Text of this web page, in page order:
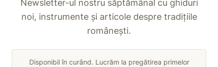
Newsletter-ul nostru săptămânal cu ghiduri
noi, instrumente și articole despre tradițiile
românești.
Disponibil în curând. Lucrăm la pregătirea primelor